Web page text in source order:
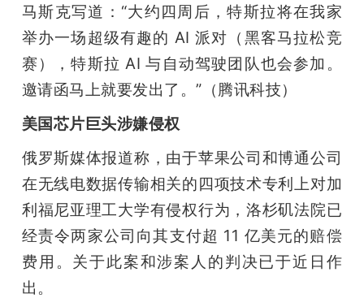
马斯克写道：“大约四周后，特斯拉将在我家
举办一场超级有趣的 AI 派对（黑客马拉松竞
赛），特斯拉 AI 与自动驾驶团队也会参加。
邀请函马上就要发出了。”（腾讯科技）
美国芯片巨头涉嫌侵权
俄罗斯媒体报道称，由于苹果公司和博通公司
在无线电数据传输相关的四项技术专利上对加
利福尼亚理工大学有侵权行为，洛杉矶法院已
经责令两家公司向其支付超 11 亿美元的赔偿
费用。关于此案和涉案人的判决已于近日作
出。